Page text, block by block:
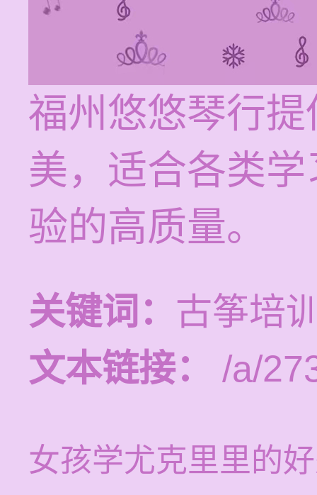
福州悠悠琴行
美，适合各类
验的高质量。
关键词： 古筝培
文本链接：
/a/
女孩学尤克里里的